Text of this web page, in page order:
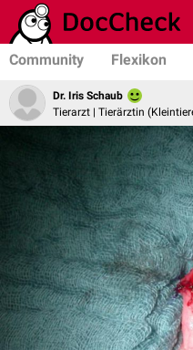
Community Flexikon
Dr. Iris Schaub
Tierarzt | Tierärztin